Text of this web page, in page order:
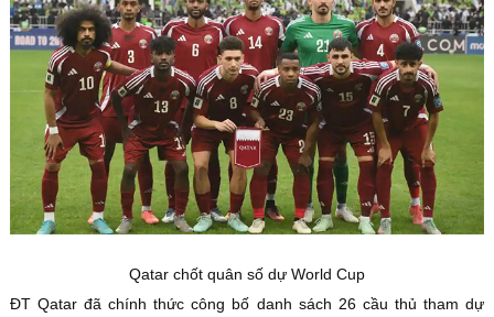
Qatar chốt quân số dự World Cup
ĐT Qatar đã chính thức công bố danh sách 26 cầu thủ tham dự